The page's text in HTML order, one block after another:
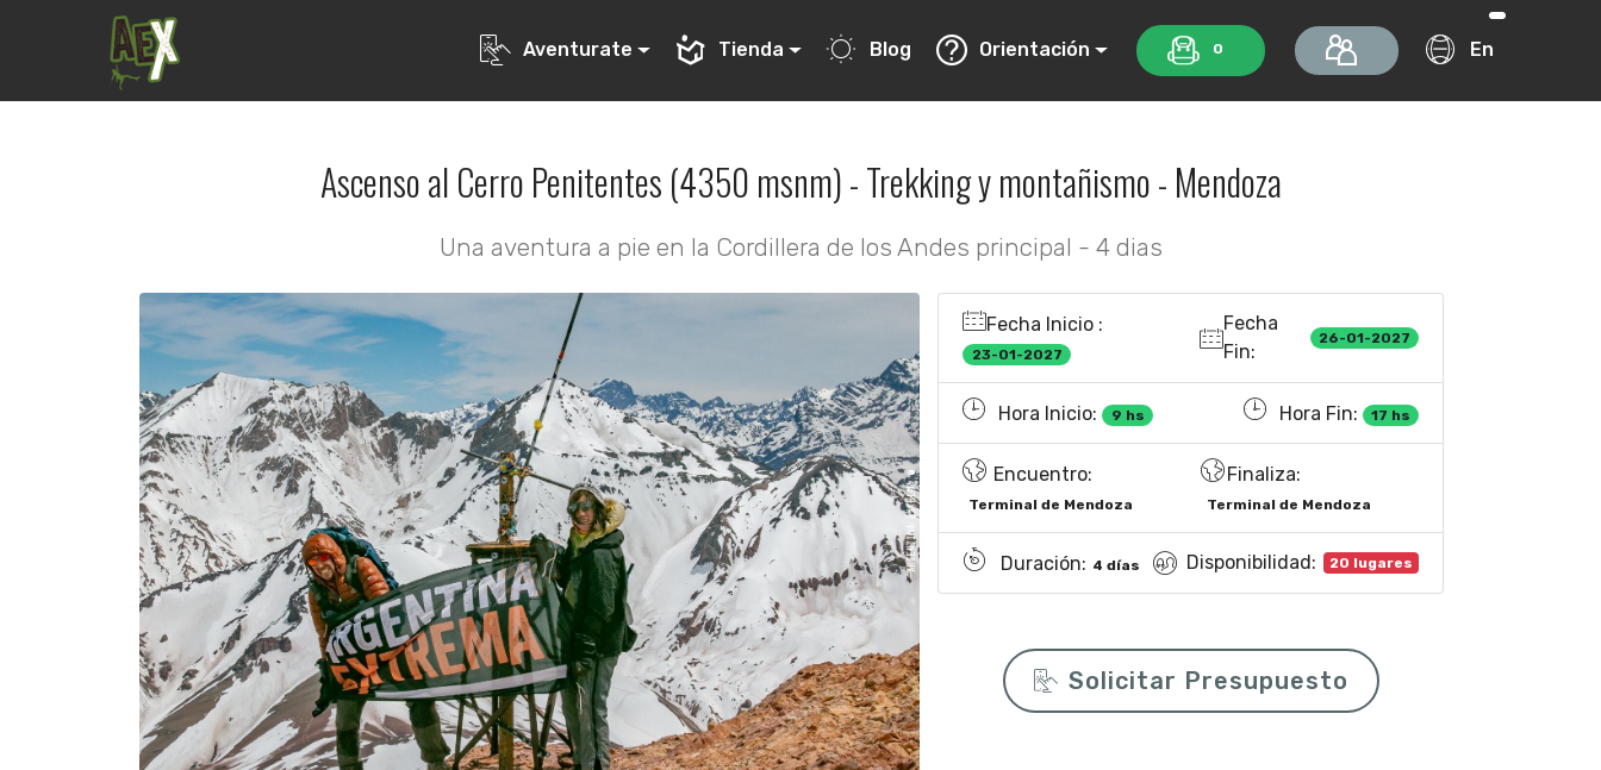
Aventurate Tienda Blog Orientación 0 En
Ascenso al Cerro Penitentes (4350 msnm) - Trekking y montañismo - Mendoza
Una aventura a pie en la Cordillera de los Andes principal - 4 dias
Fecha Inicio :
23-01-2027
Fecha
Fin:
26-01-2027
Hora Inicio: 9 hs Hora Fin: 17 hs
Encuentro:
Terminal de Mendoza
Finaliza:
Terminal de Mendoza
Duración: 4 días Disponibilidad: 20 lugares
Solicitar Presupuesto